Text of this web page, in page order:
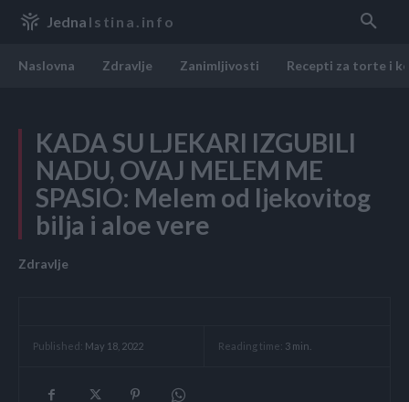
Jedna Istina.info
Naslovna Zdravlje Zanimljivosti Recepti za torte i
KADA SU LJEKARI IZGUBILI
NADU, OVAJ MELEM ME
SPASIO: Melem od ljekovitog
bilja i aloe vere
Zdravlje
Published: May 18, 2022 Reading time: 3 min.